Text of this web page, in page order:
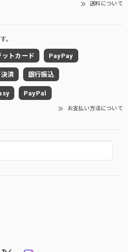
送料について
。
ットカード PayPay
済 銀行振込
PayPal
お支払い方法について